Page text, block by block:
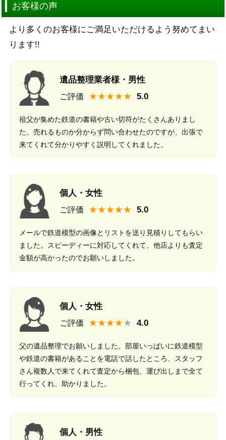
お客様の声
より多くのお客様にご満足いただけるよう努めてまい
ります!!
遺品整理業者様・男性
ご評価 ★★★★★
祖父が集めた鉄道の書籍や古い切符がたくさんありまし
た。売れるものか分からず問い合わせたのですが、出張で
来てくれて分かりやすく説明してくれました。
個人・女性
ご評価 ★★★★★
メールで鉄道模型の画像とリストを送り見積りしてもらい
ました。スピーディーに対応してくれて、他店よりも査定
金額が高かったのでお願いしました。
個人・女性
ご評価 ★★★★
父の遺品整理でお願いしました。部屋いっぱいに鉄道模型
や鉄道の書籍があることを電話で話したところ、スタッフ
さん複数人で来てくれて査定から梱包、運び出しまで全て
行ってくれ、助かりました。
個人・男性